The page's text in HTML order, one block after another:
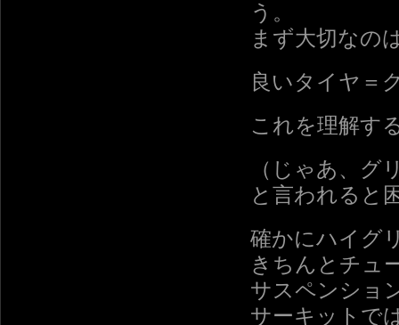
う。
まず大切なの
良いタイヤ＝
これを理解す
（じゃあ、グ
と言われると
確かにハイグ
きちんとチュ
サスペンショ
サーキットで